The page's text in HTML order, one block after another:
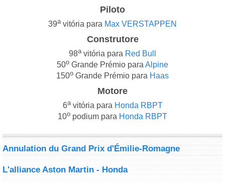
Piloto
39avitória para Max VERSTAPPEN
Construtore
98avitória para Red Bull
50o Grande Prémio paraAlpine
150o Grande Prémio para Haas
Motore
6avitória para Honda RBPT
10o podium para Honda RBPT
Annulation du Grand Prix d'Émilie-Romagne
L'alliance Aston Martin - Honda